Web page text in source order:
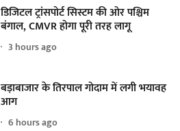
डिजिटल ट्रांसपोर्ट सिस्टम की ओर पश्चिम
बंगाल, CMVR होगा पूरी तरह लागू
3 hours ago
बड़ाबाजार के तिरपाल गोदाम में लगी भयावह
आग
6 hours ago